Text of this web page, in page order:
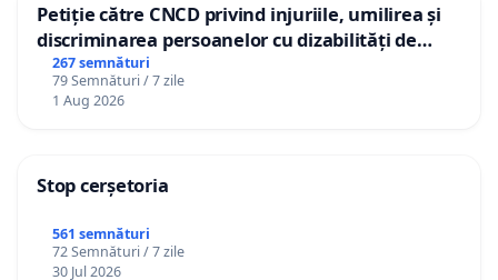
Petiție către CNCD privind injuriile, umilirea și
discriminarea persoanelor cu dizabilități de
către utilizatorul TikTok „Gorici”
267 semnături
79 Semnături / 7 zile
1 Aug 2026
Stop cerșetoria
561 semnături
72 Semnături / 7 zile
30 Jul 2026